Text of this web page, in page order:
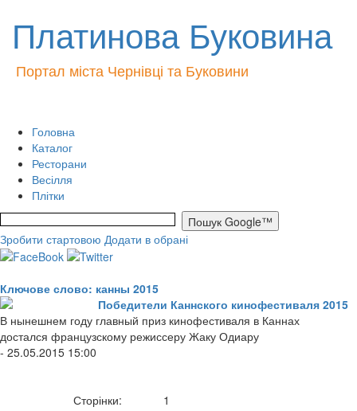
Платинова Буковина
Портал міста Чернівці та Буковини
Головна
Каталог
Ресторани
Весілля
Плітки
Зробити стартовою Додати в обрані
Ключове слово: канны 2015
Победители Каннского кинофестиваля 2015
В нынешнем году главный приз кинофестиваля в Каннах
достался французскому режиссеру Жаку Одиару
- 25.05.2015 15:00
Сторінки: 1